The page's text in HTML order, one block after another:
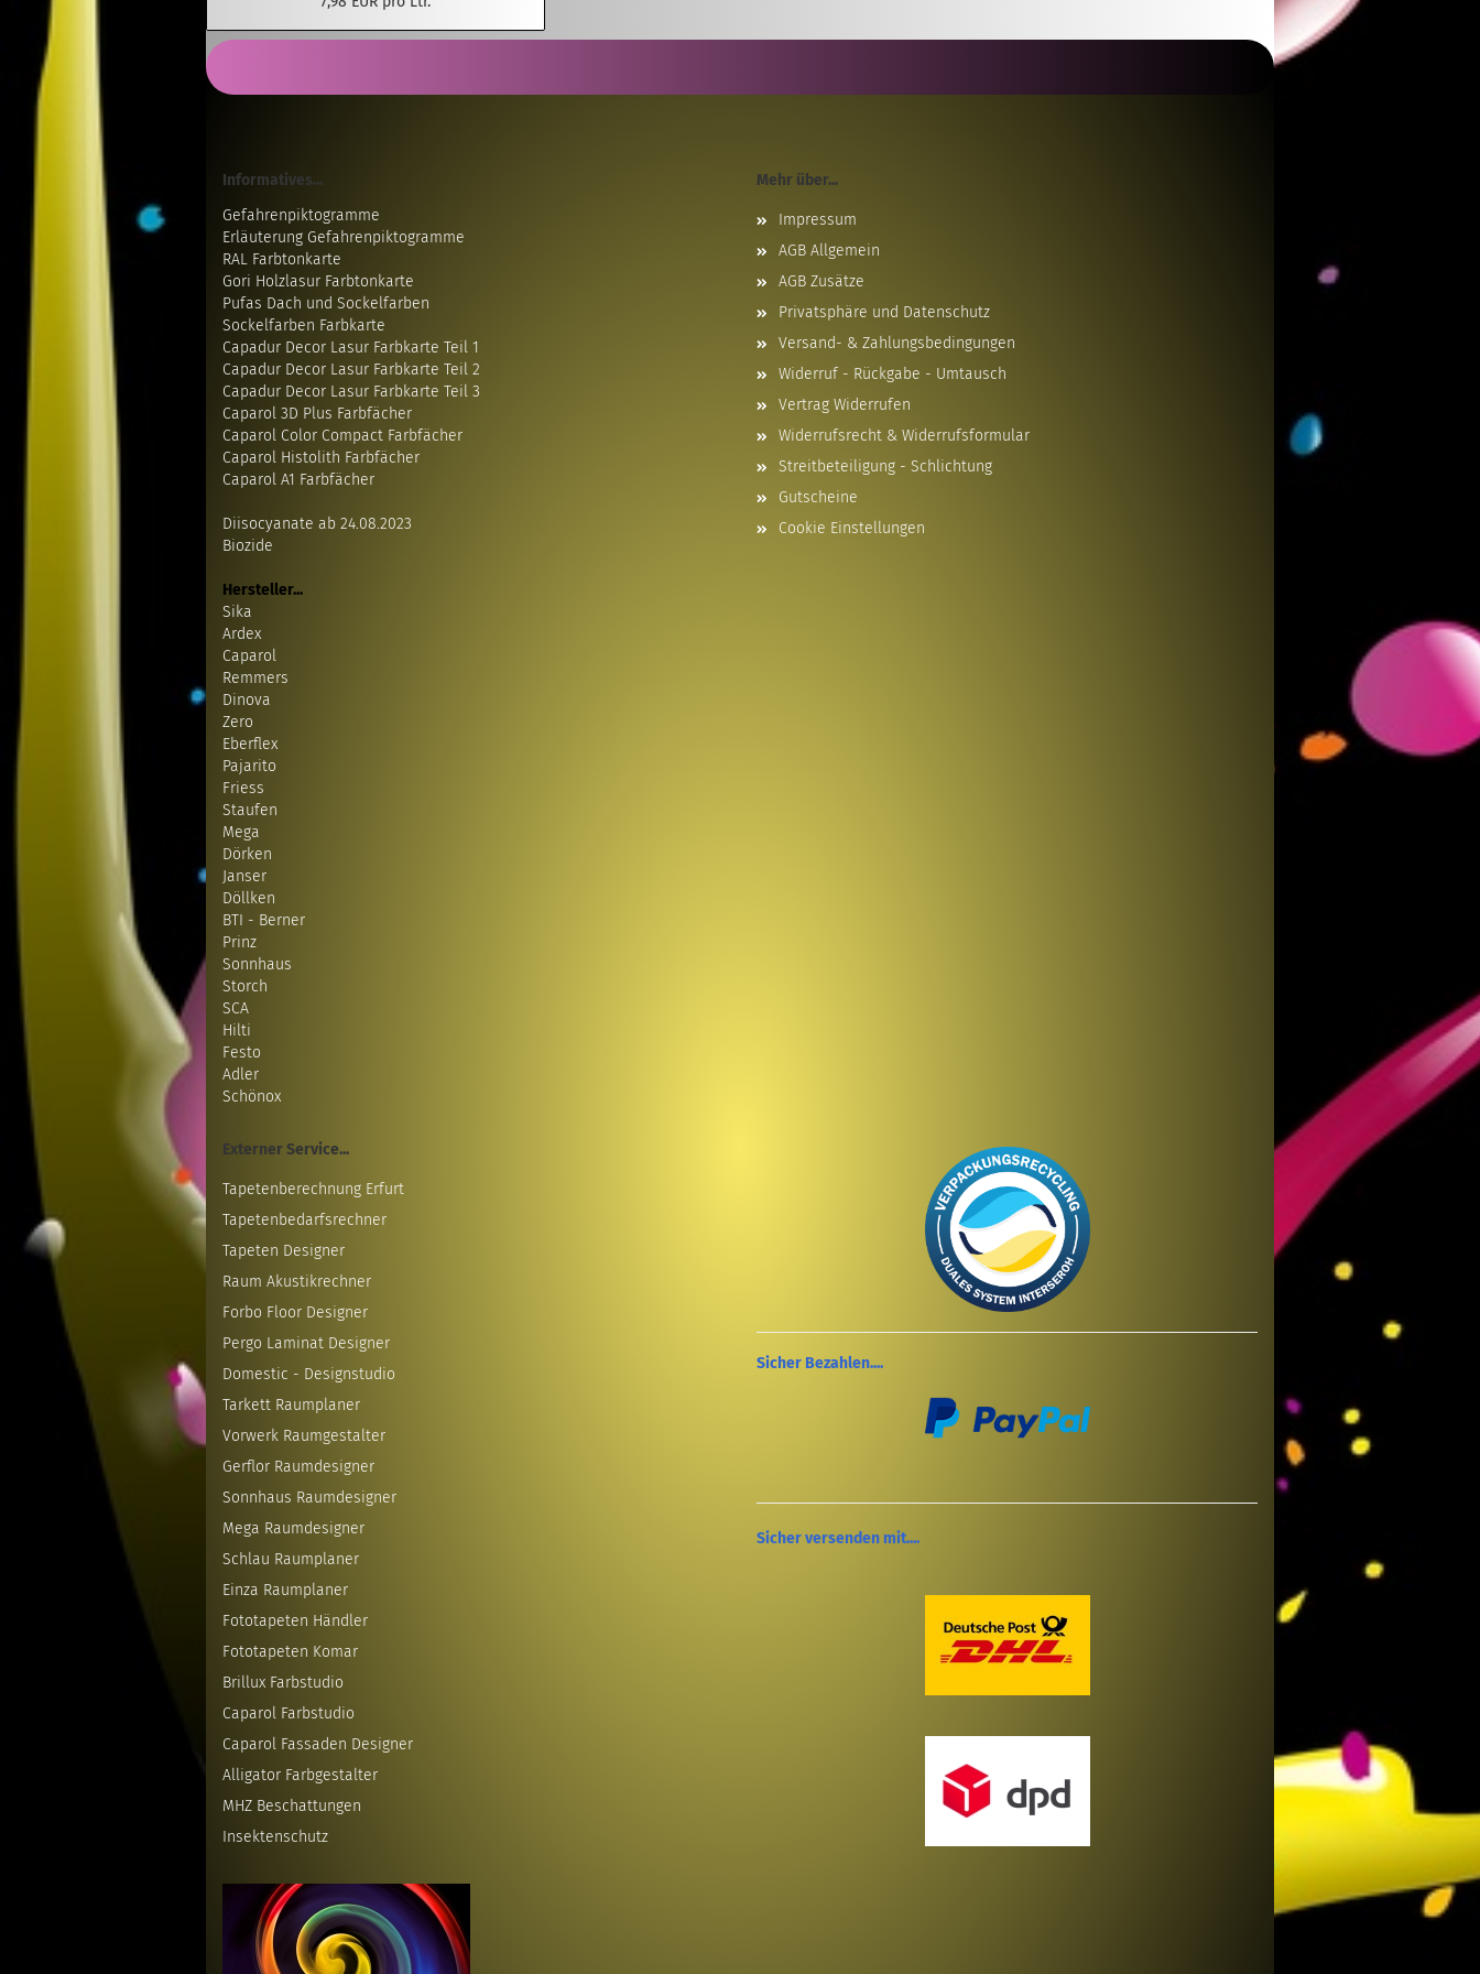
Informatives...
Gefahrenpiktogramme
Erläuterung Gefahrenpiktogramme
RAL Farbtonkarte
Gori Holzlasur Farbtonkarte
Pufas Dach und Sockelfarben
Sockelfarben Farbkarte
Capadur Decor Lasur Farbkarte Teil 1
Capadur Decor Lasur Farbkarte Teil 2
Capadur Decor Lasur Farbkarte Teil 3
Caparol 3D Plus Farbfächer
Caparol Color Compact Farbfächer
Caparol Histolith Farbfächer
Caparol A1 Farbfächer
Diisocyanate ab 24.08.2023
Biozide
Hersteller...
Sika
Ardex
Caparol
Remmers
Dinova
Zero
Eberflex
Pajarito
Friess
Staufen
Mega
Dörken
Janser
Döllken
BTI - Berner
Prinz
Sonnhaus
Storch
SCA
Hilti
Festo
Adler
Schönox
Mehr über...
Impressum
AGB Allgemein
AGB Zusätze
Privatsphäre und Datenschutz
Versand- & Zahlungsbedingungen
Widerruf - Rückgabe - Umtausch
Vertrag Widerrufen
Widerrufsrecht & Widerrufsformular
Streitbeteiligung - Schlichtung
Gutscheine
Cookie Einstellungen
Externer Service...
Tapetenberechnung Erfurt
Tapetenbedarfsrechner
Tapeten Designer
Raum Akustikrechner
Forbo Floor Designer
Pergo Laminat Designer
Domestic - Designstudio
Tarkett Raumplaner
Vorwerk Raumgestalter
Gerflor Raumdesigner
Sonnhaus Raumdesigner
Mega Raumdesigner
Schlau Raumplaner
Einza Raumplaner
Fototapeten Händler
Fototapeten Komar
Brillux Farbstudio
Caparol Farbstudio
Caparol Fassaden Designer
Alligator Farbgestalter
MHZ Beschattungen
Insektenschutz
Sicher Bezahlen....
Sicher versenden mit....